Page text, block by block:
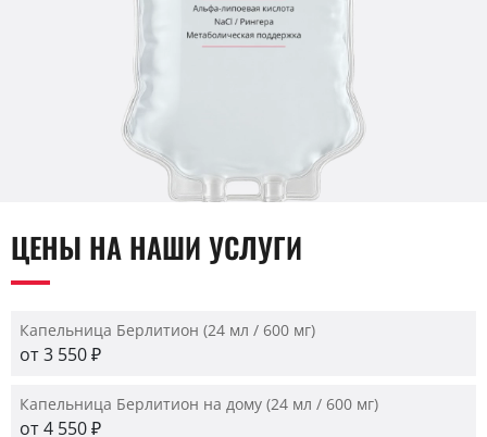
ЦЕНЫ НА НАШИ УСЛУГИ
Капельница Берлитион (24 мл / 600 мг)
от 3 550 ₽
Капельница Берлитион на дому (24 мл / 600 мг)
от 4 550 ₽